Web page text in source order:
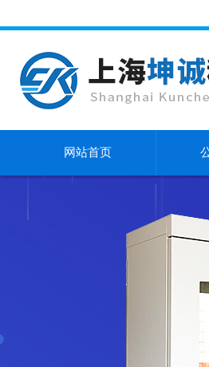
网站首页